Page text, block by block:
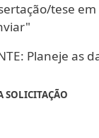
tese
Planeje as
SOLICITAÇÃO